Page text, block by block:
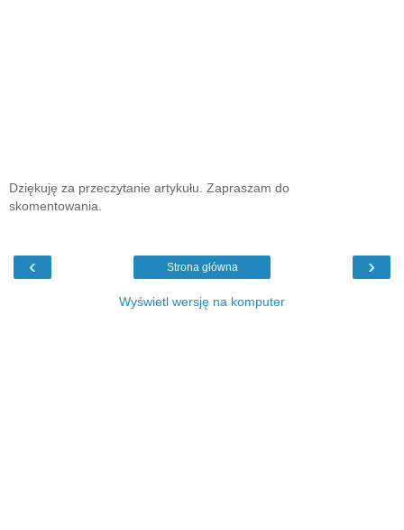
Dziękuję za przeczytanie artykułu. Zapraszam do
skomentowania.
‹ ›
Strona główna
Wyświetl wersję na komputer